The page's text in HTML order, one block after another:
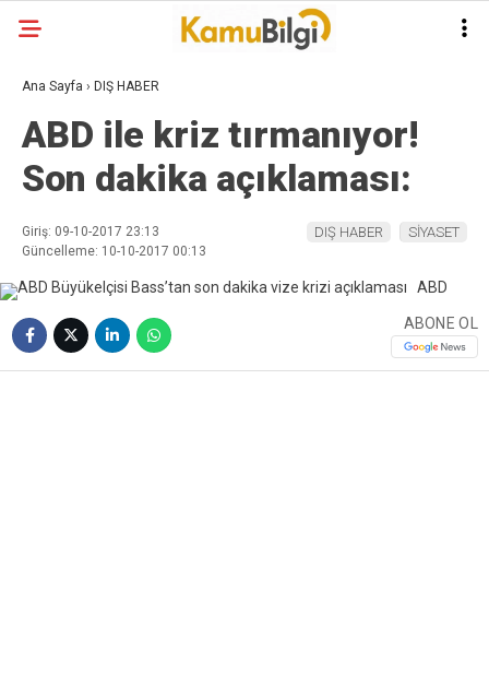
Ana Sayfa › DIŞ HABER
ABD ile kriz tırmanıyor!
Son dakika açıklaması:
Giriş: 09-10-2017 23:13
Güncelleme: 10-10-2017 00:13
DIŞ HABER SİYASET
ABONE OL